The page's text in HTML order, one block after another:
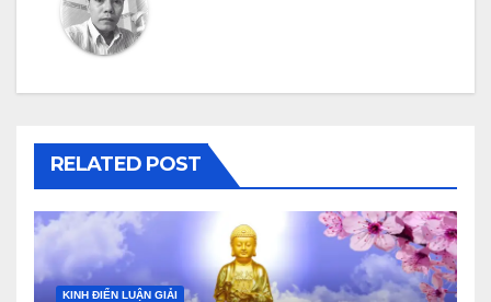
RELATED POST
KINH ĐIỂN LUẬN GIẢI